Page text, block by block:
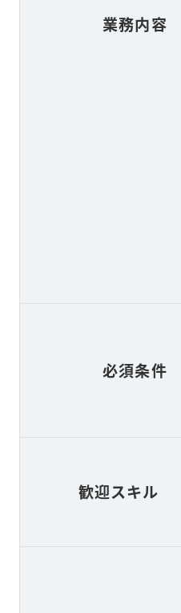
業務内容
必須条件
歓迎スキル